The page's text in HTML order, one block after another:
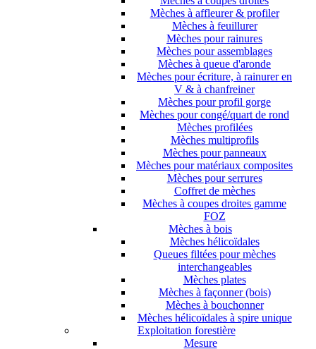
Mèches à affleurer & profiler
Mèches à feuillurer
Mèches pour rainures
Mèches pour assemblages
Mèches à queue d'aronde
Mèches pour écriture, à rainurer en
V & à chanfreiner
Mèches pour profil gorge
Mèches pour congé/quart de rond
Mèches profilées
Mèches multiprofils
Mèches pour panneaux
Mèches pour matériaux composites
Mèches pour serrures
Coffret de mèches
Mèches à coupes droites gamme
FOZ
Mèches à bois
Mèches hélicoïdales
Queues filtées pour mèches
interchangeables
Mèches plates
Mèches à façonner (bois)
Mèches à bouchonner
Mèches hélicoïdales à spire unique
Exploitation forestière
Mesure